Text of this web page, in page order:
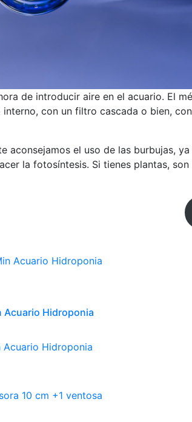
de introducir aire en el acuario. El
con un filtro cascada o bien,
aconsejamos el uso de las burbujas,
la fotosíntesis. Si tienes plantas,
Acuario Hidroponia
Hidroponia